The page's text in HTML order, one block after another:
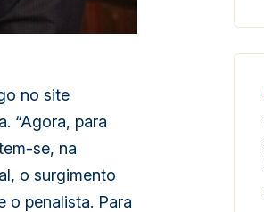
no site
“Agora, para
se, na
o surgimento
o penalista. Para